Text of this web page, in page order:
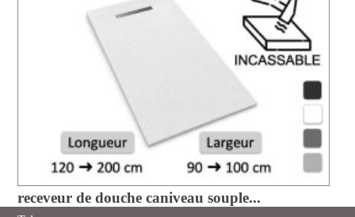
receveur de douche caniveau souple...